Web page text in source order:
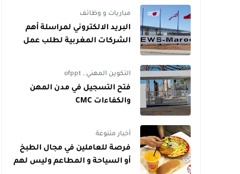
مباريات و وظائف
البريد الالكتروني لمراسلة أهم
الشركات المغربية لطلب عمل
التكوين المهني,
ofppt
فتح التسجيل في مدن المهن
والكفاءات CMC
أخبار متنوعة
فرصة للعاملين في مجال الطبخ
أو السياحة و المطاعم وليس لهم